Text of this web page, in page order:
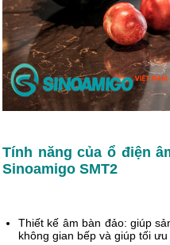
Tính năng của ổ điện
Sinoamigo SMT2
Thiết kế âm bàn đảo: giúp
không gian bếp và giúp tối